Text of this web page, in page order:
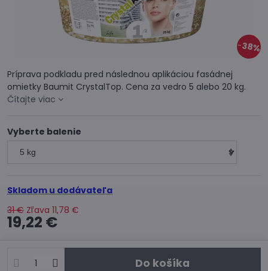
38%
Príprava podkladu pred následnou aplikáciou fasádnej
omietky Baumit CrystalTop. Cena za vedro 5 alebo 20 kg.
Čítajte viac
Vyberte balenie
Skladom u dodávateľa
31 € Zľava 11,78 €
19,22 €
Do košíka